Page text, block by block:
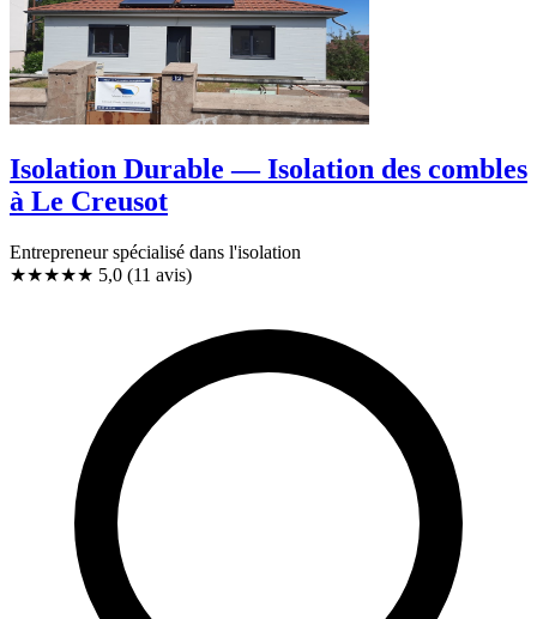
Isolation Durable — Isolation des combles
à Le Creusot
Entrepreneur spécialisé dans l'isolation
★★★★★ 5,0 (11 avis)